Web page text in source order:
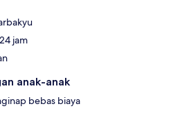
jam
anak-anak
bebas biaya